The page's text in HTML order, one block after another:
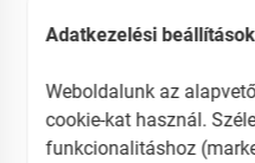
Adatkezelési beállítások
Weboldalunk az
cookie-kat használ.
funkcionalitáshoz